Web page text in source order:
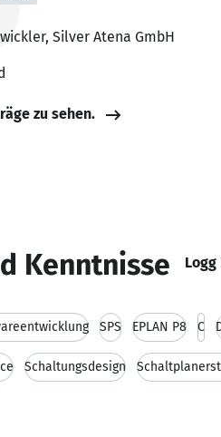
Silver Atena GmbH
zu sehen.
Kenntnisse
SPS EPLAN P8 C
Schaltungsdesign